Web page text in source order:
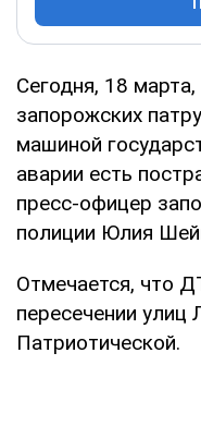
Сегодня, 18
запорожских
машиной
аварии есть
пресс-офицер
полиции Юлия
Отмечается, что
пересечении улиц
Патриотической.